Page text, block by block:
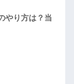
やり方は？当